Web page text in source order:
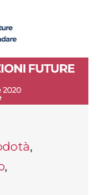
,
,